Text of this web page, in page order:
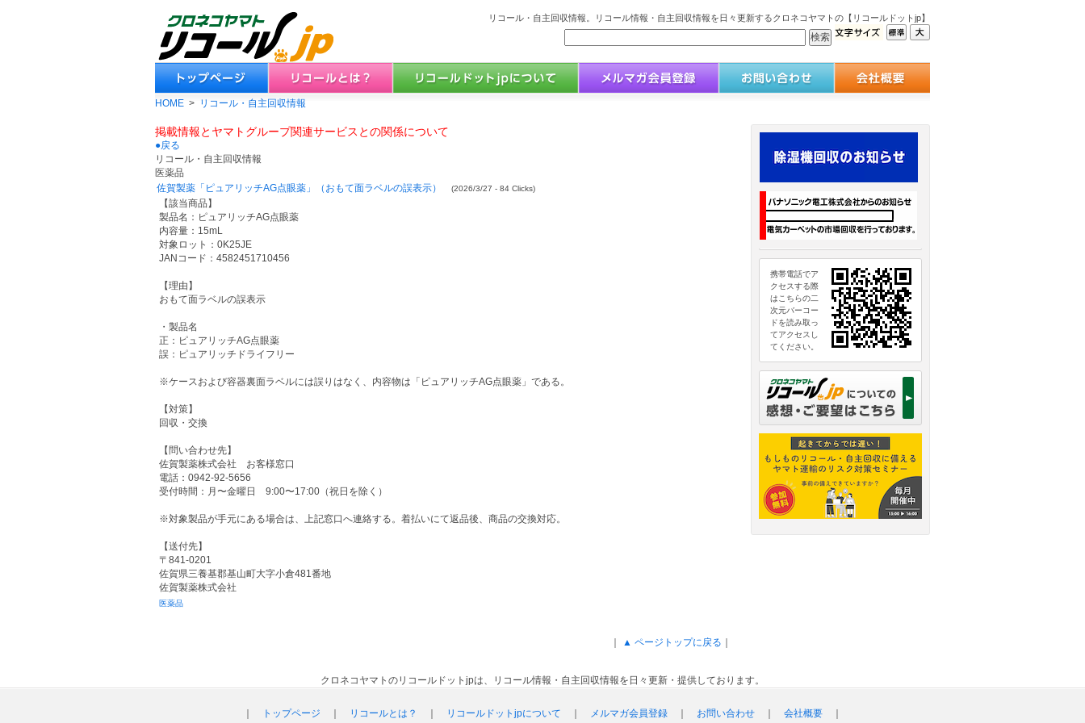
リコール・自主回収情報。リコール情報・自主回収情報を日々更新するクロネコヤマトの【リコールドットjp】
HOME > リコール・自主回収情報
掲載情報とヤマトグループ関連サービスとの関係について
●戻る
リコール・自主回収情報
医薬品
佐賀製薬「ピュアリッチAG点眼薬」（おもて面ラベルの誤表示）
(2026/3/27 - 84 Clicks)
【該当商品】
製品名：ピュアリッチAG点眼薬
内容量：15mL
対象ロット：0K25JE
JANコード：4582451710456
【理由】
おもて面ラベルの誤表示
・製品名
正：ピュアリッチAG点眼薬
誤：ピュアリッチドライフリー
※ケースおよび容器裏面ラベルには誤りはなく、内容物は「ピュアリッチAG点眼薬」である。
【対策】
回収・交換
【問い合わせ先】
佐賀製薬株式会社 お客様窓口
電話：0942-92-5656
受付時間：月〜金曜日 9:00〜17:00（祝日を除く）
※対象製品が手元にある場合は、上記窓口へ連絡する。着払いにて返品後、商品の交換対応。
【送付先】
〒841-0201
佐賀県三養基郡基山町大字小倉481番地
佐賀製薬株式会社
医薬品
▲ ページトップに戻る
携帯電話でア
クセスする際
はこちらの二
次元バーコー
ドを読み取っ
てアクセスし
てください。
クロネコヤマトのリコールドットjpは、リコール情報・自主回収情報を日々更新・提供しております。
トップページ リコールとは？ リコールドットjpについて メルマガ会員登録 お問い合わせ 会社概要